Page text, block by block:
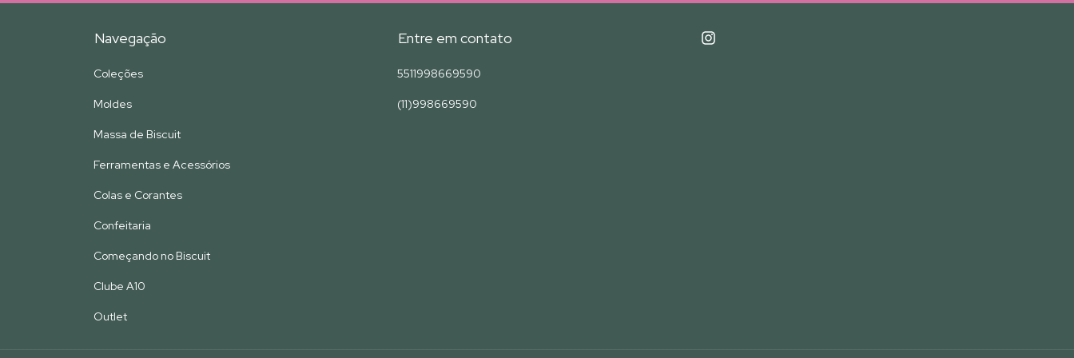
Navegação
Coleções
Moldes
Massa de Biscuit
Ferramentas e Acessórios
Colas e Corantes
Confeitaria
Começando no Biscuit
Clube A10
Outlet
Entre em contato
5511998669590
(11)998669590